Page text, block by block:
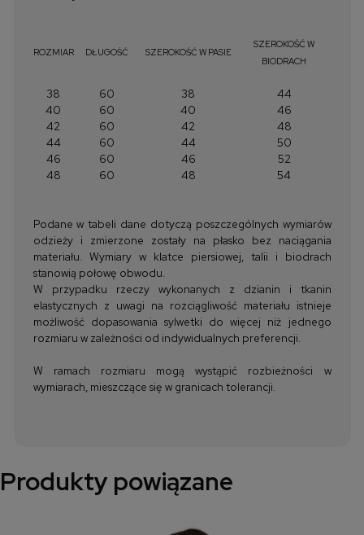
ROZMIAR DŁUGOŚĆ SZEROKOŚĆ W PASIE
SZEROKOŚĆ W
BIODRACH
38 60 38
44
40
60 40
46
42
60 42
48
44
60 44
50
46
60 46
52
48
60 48 54
Podane w tabeli dane dotyczą poszczególnych wymiarów
odzieży i zmierzone zostały na płasko bez naciągania
materiału. Wymiary w klatce piersiowej, talii i biodrach
stanowią połowę obwodu.
W przypadku rzeczy wykonanych z dzianin i tkanin
elastycznych z uwagi na rozciągliwość materiału istnieje
możliwość dopasowania sylwetki do więcej niż jednego
rozmiaru w zależności od indywidualnych preferencji.
W ramach rozmiaru mogą wystąpić rozbieżności w
wymiarach, mieszczące się w granicach tolerancji.
Produkty powiązane